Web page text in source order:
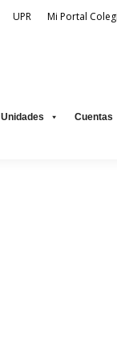
UPR Mi Portal
Unidades Cuentas